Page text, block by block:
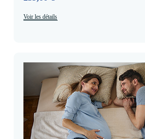
Voir les détails